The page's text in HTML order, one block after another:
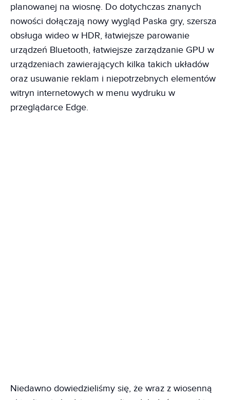
planowanej na wiosnę. Do dotychczas znanych
nowości dołączają nowy wygląd Paska gry, szersza
obsługa wideo w HDR, łatwiejsze parowanie
urządzeń Bluetooth, łatwiejsze zarządzanie GPU w
urządzeniach zawierających kilka takich układów
oraz usuwanie reklam i niepotrzebnych elementów
witryn internetowych w menu wydruku w
przeglądarce Edge.
Niedawno dowiedzieliśmy się, że wraz z wiosenną